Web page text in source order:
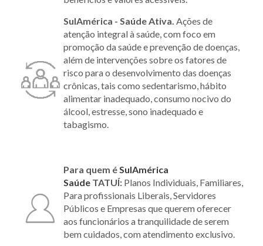
SulAmérica - Saúde Ativa. Ações de
atenção integral à saúde, com foco em
promoção da saúde e prevenção de doenças,
além de intervenções sobre os fatores de
risco para o desenvolvimento das doenças
crônicas, tais como sedentarismo, hábito
alimentar inadequado, consumo nocivo do
álcool, estresse, sono inadequado e
tabagismo.
Para quem éSulAmérica
Saúde TATUÍ: Planos Individuais, Familiares,
Para profissionais Liberais, Servidores
Públicos e Empresas que querem oferecer
aos funcionários a tranquilidade de serem
bem cuidados, com atendimento exclusivo.